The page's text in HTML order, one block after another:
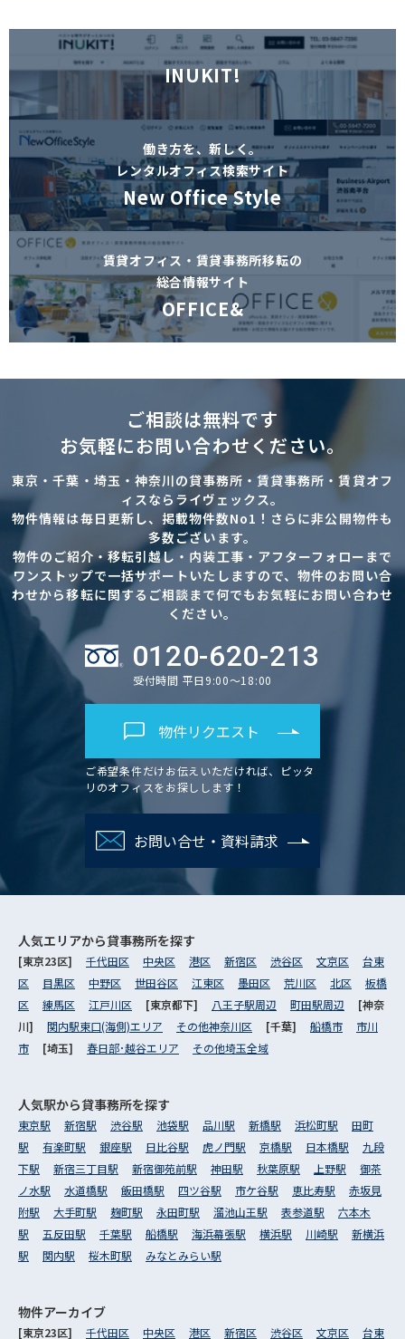
INUKIT!
働き方を、新しく。
レンタルオフィス検索サイト
New Office Style
賃貸オフィス・賃貸事務所移転の
総合情報サイト
OFFICE&
ご相談は無料です
お気軽にお問い合わせください。
東京・千葉・埼玉・神奈川の貸事務所・賃貸事務所・賃貸オフ
ィスならライヴェックス。
物件情報は毎日更新し、掲載物件数No1！さらに非公開物件も
多数ございます。
物件のご紹介・移転引越し・内装工事・アフターフォローまで
ワンストップで一括サポートいたしますので、物件のお問い合
わせから移転に関するご相談まで何でもお気軽にお問い合わせ
ください。
0120-620-213
受付時間 平日9:00～18:00
物件リクエスト
ご希望条件だけお伝えいただければ、ピッタ
リのオフィスをお探しします！
お問い合せ・資料請求
人気エリアから貸事務所を探す
[東京23区] 千代田区 中央区 港区 新宿区 渋谷区 文京区
台東
区
目黒区 中野区 世田谷区 江東区 墨田区 荒川区 北区
板橋
区
練馬区 江戸川区 [東京都下] 八王子駅周辺 町田駅周辺
[神奈
川] 関内駅東口(海側)エリア その他神奈川区 [千葉] 船橋市
市川
市
[埼玉] 春日部･越谷エリア その他埼玉全域
人気駅から貸事務所を探す
東京駅 新宿駅 渋谷駅 池袋駅 品川駅 新橋駅 浜松町駅
田町
駅
有楽町駅 銀座駅 日比谷駅 虎ノ門駅 京橋駅 日本橋駅
九段
下駅
新宿三丁目駅 新宿御苑前駅 神田駅 秋葉原駅 上野駅
御茶
ノ水駅
水道橋駅 飯田橋駅 四ツ谷駅 市ケ谷駅 恵比寿駅
赤坂見
附駅
大手町駅 麹町駅 永田町駅 溜池山王駅 表参道駅
六本木
駅
五反田駅 千葉駅 船橋駅 海浜幕張駅 横浜駅 川崎駅
新横浜
駅
関内駅 桜木町駅 みなとみらい駅
物件アーカイブ
[東京23区] 千代田区 中央区 港区 新宿区 渋谷区 文京区 台東